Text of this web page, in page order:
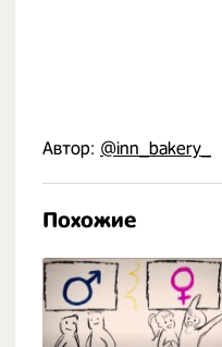
Автор: @inn_bakery_
Похожие